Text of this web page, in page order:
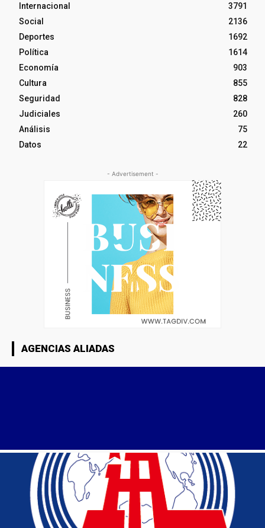
Internacional
3791
Social
2136
Deportes
1692
Política
1614
Economía
903
Cultura
855
Seguridad
828
Judiciales
260
Análisis
75
Datos
22
- Advertisement -
AGENCIAS ALIADAS